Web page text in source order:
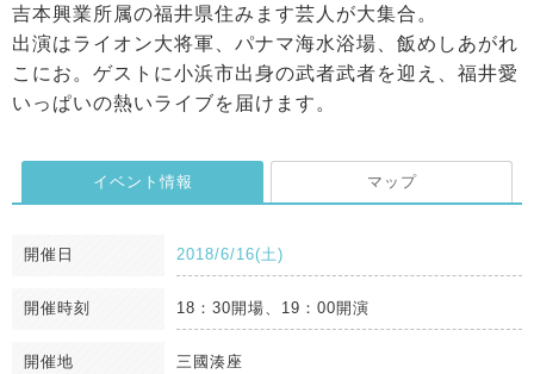
吉本興業所属の福井県住みます芸人が大集合。
出演はライオン大将軍、パナマ海水浴場、飯めしあがれ
こにお。ゲストに小浜市出身の武者武者を迎え、福井愛
いっぱいの熱いライブを届けます。
イベント情報 マップ
開催日 2018/6/16(土)
開催時刻 18：30開場、19：00開演
開催地 三國湊座